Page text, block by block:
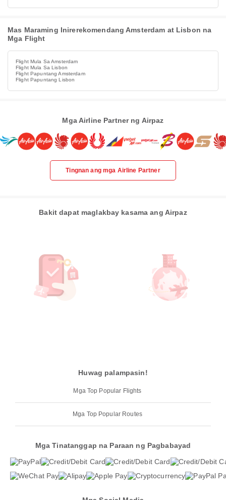
Mas Maraming Inirerekomendang Amsterdam at Lisbon na
Mga Flight
Flight Mula Sa Amsterdam
Flight Mula Sa Lisbon
Flight Papuntang Amsterdam
Flight Papuntang Lisbon
Mga Airline Partner ng Airpaz
Tingnan ang mga Airline Partner
Bakit dapat maglakbay kasama ang Airpaz
Huwag palampasin!
Mga Top Popular Flights
Mga Top Popular Routes
Mga Tinatanggap na Paraan ng Pagbabayad